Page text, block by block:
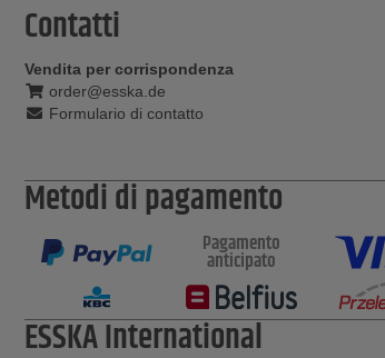
Contatti
Vendita per corrispondenza
order@esska.de
Formulario di contatto
Metodi di pagamento
Pagamento
anticipato
ESSKA International